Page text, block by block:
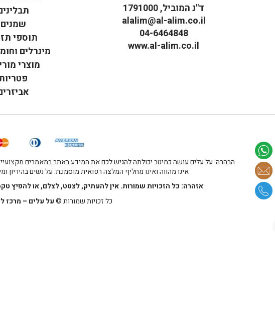
ד"נ המוביל, 1791000
alalim@al-alim.co.il
04-6464848
www.al-alim.co.il
שמנים
תוספי
מינרלים
מוצרי
הבהרה: על עלים עושה כמיטב יכולתה להגיש לכם את המידע באתר במאמרים
אינו מהווה ואינו מחליף המלצה רפואית מוסמכת. על נשים בהיריון
אזהרה: כל הזכויות שמורות. אין להעתיק, לצטט, לצלם, או להפיץ
כל זכויות שמורות ©על עלים – מרכז